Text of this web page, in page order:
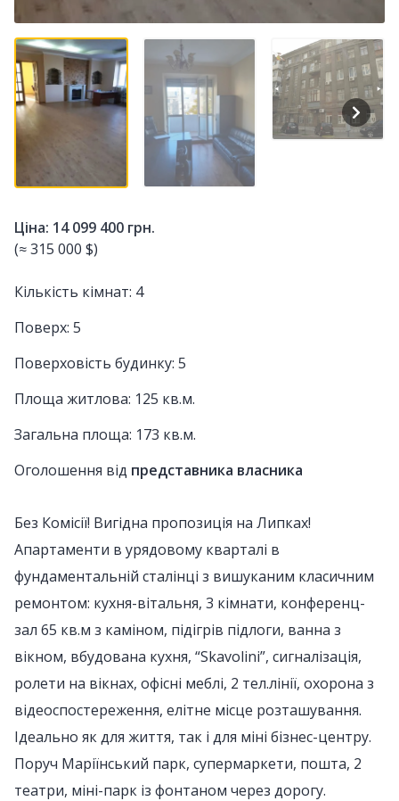
Ціна: 14 099 400 грн.
(≈ 315 000 $)
Кількість кімнат: 4
Поверх: 5
Поверховість будинку: 5
Площа житлова: 125 кв.м.
Загальна площа: 173 кв.м.
Оголошення від представника власника
Без Комісії! Вигідна пропозиція на Липках!
Апартаменти в урядовому кварталі в
фундаментальній сталінці з вишуканим класичним
ремонтом: кухня-вітальня, 3 кімнати, конференц-
зал 65 кв.м з каміном, підігрів підлоги, ванна з
вікном, вбудована кухня, “Skavolini”, сигналізація,
ролети на вікнах, офісні меблі, 2 тел.лінії, охорона з
відеоспостереження, елітне місце розташування.
Ідеально як для життя, так і для міні бізнес-центру.
Поруч Маріїнський парк, супермаркети, пошта, 2
театри, міні-парк із фонтаном через дорогу.